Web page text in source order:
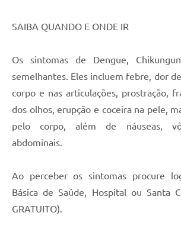
SAIBA QUANDO E ONDE IR
Os sintomas de Dengue,
semelhantes. Eles incluem febre, dor
corpo e nas articulações, prostração,
dos olhos, erupção e coceira na pele,
pelo corpo, além de náuseas,
abdominais.
Ao perceber os sintomas procure
Básica de Saúde, Hospital ou Santa
GRATUITO).